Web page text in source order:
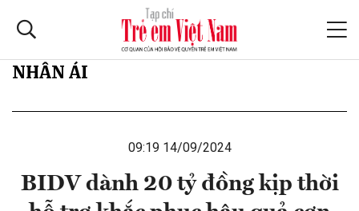
NHÂN ÁI
09:19 14/09/2024
BIDV dành 20 tỷ đồng kịp thời